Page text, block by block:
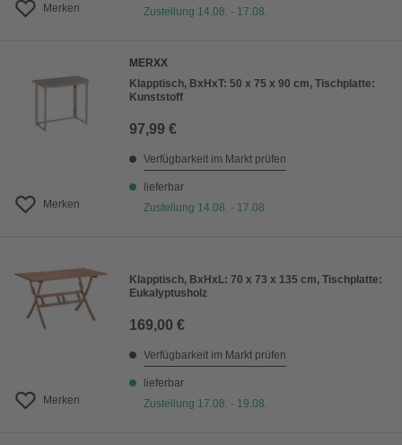
Merken Zustellung 14.08. - 17.08.
Merken
MERXX
Klapptisch, BxHxT: 50 x 75 x 90 cm, Tischplatte:
Kunststoff
97,99 €
Verfügbarkeit im Markt prüfen
lieferbar
Zustellung 14.08. - 17.08.
Merken
Klapptisch, BxHxL: 70 x 73 x 135 cm, Tischplatte:
Eukalyptusholz
169,00 €
Verfügbarkeit im Markt prüfen
lieferbar
Zustellung 17.08. - 19.08.